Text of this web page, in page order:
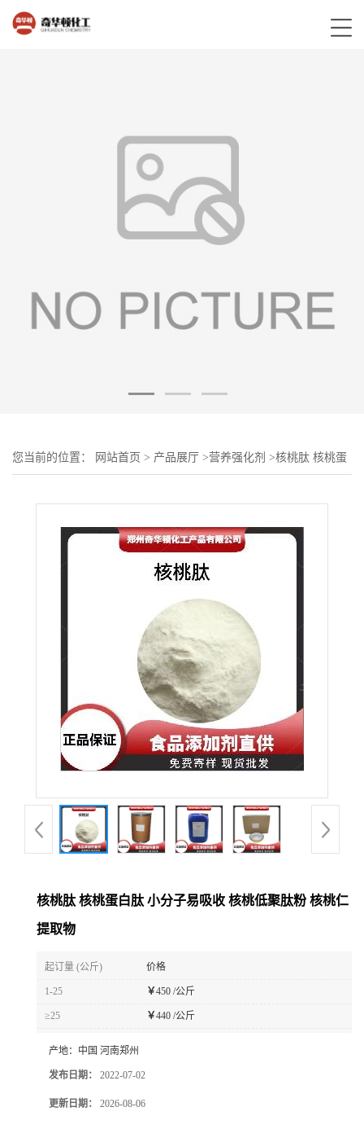
您当前的位置： 网站首页 > 产品展厅 >营养强化剂 >核桃肽 核桃蛋
核桃肽 核桃蛋白肽 小分子易吸收 核桃低聚肽粉 核桃仁
提取物
起订量 (公斤) 价格
1-25 ￥450 /公斤
≥25 ￥440 /公斤
产地： 中国 河南郑州
发布日期： 2022-07-02
更新日期： 2026-08-06